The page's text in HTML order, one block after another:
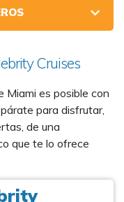
Cruises
Miami es posible con
para disfrutar,
de una
que te lo ofrece